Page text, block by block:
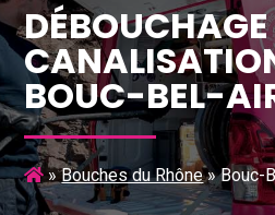
BOUC-BEL-
»Bouches du Rhône»Bouc-